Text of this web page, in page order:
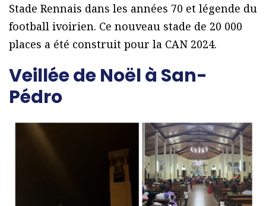
Stade Rennais dans les années 70 et légende du
football ivoirien. Ce nouveau stade de 20 000
places a été construit pour la CAN 2024.
Veillée de Noël à San-
Pédro